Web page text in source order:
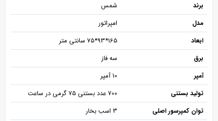
برند
شمس
مدل
امپراتور
ابعاد
165*93*75 سانتی متر
برق
سه فاز
آمپر
10 آمپر
تولید بستنی
700 عدد بستنی 75 گرمی در ساعت
توان کمپرسور اصلی
3 اسب بخار